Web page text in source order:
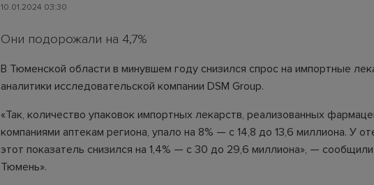
10.01.2024 03:30
Они подорожали на 4,7%
В Тюменской области в минувшем году снизился спрос на импортные
аналитики исследовательской компании DSM Group.
«Так, количество упаковок импортных лекарств, реализованных
компаниями аптекам региона, упало на 8% — с 14,8 до 13,6 миллиона. У
этот показатель снизился на 1,4% — с 30 до 29,6 миллиона», —
Тюмень».